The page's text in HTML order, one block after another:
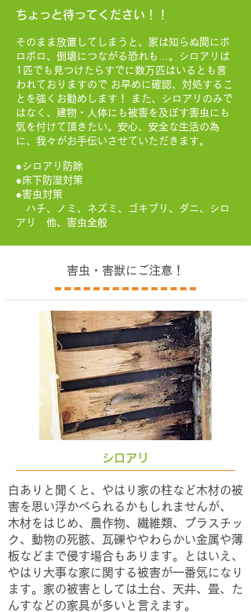
ちょっと待ってください！！
そのまま放置してしまうと、家は知らぬ間にボ
ロボロ、倒壊につながる恐れも…。シロアリは
1匹でも見つけたらすでに数万匹はいるとも言
われておりますので お早めに確認、対処するこ
とを強くお勧めします！ また、シロアリのみで
はなく、建物・人体にも被害を及ぼす害虫にも
気を付けて頂きたい。安心、安全な生活の為
に、我々がお手伝いさせていただきます。
●シロアリ防除
●床下防湿対策
●害虫対策
ハチ、ノミ、ネズミ、ゴキブリ、ダニ、シロ
アリ 他、害虫全般
害虫・害獣にご注意！
​シロアリ
白ありと聞くと、やはり家の柱など木材の被
害を思い浮かべられるかもしれませんが、
木材をはじめ、農作物、繊維類、プラスチッ
ク、動物の死骸、瓦礫ややわらかい金属や薄
板などまで侵す場合もあります。とはいえ、
やはり大事な家に関する被害が一番気になり
ます。家の被害としては土台、天井、畳、た
んすなどの家具が多いと言えます。